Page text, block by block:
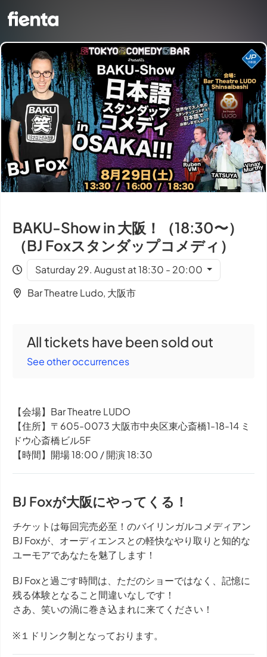
BAKU-Show in 大阪！（18:30〜）
（BJ Foxスタンダップコメディ）
Saturday 29. August at 18:30 - 20:00
Bar Theatre Ludo, 大阪市
All tickets have been sold out
See other occurrences
【会場】Bar Theatre LUDO
【住所】〒605-0073 大阪市中央区東心斎橋1-18-14 ミ
ドウ心斎橋ビル5F
【時間】開場 18:00 / 開演 18:30
BJ Foxが大阪にやってくる！
チケットは毎回完売必至！のバイリンガルコメディアン
BJ Foxが、オーディエンスとの軽快なやり取りと知的な
ユーモアであなたを魅了します！
BJ Foxと過ごす時間は、ただのショーではなく、記憶に
残る体験となること間違いなしです！
さあ、笑いの渦に巻き込まれに来てください！
※１ドリンク制となっております。